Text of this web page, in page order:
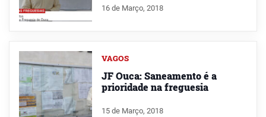
16 de Março, 2018
VAGOS
JF Ouca: Saneamento é a
prioridade na freguesia
15 de Março, 2018